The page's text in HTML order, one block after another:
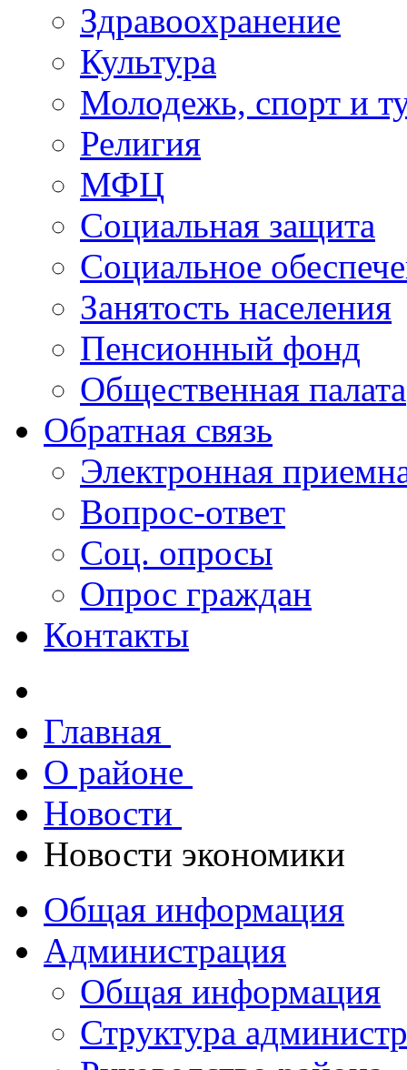
Здравоохранение
Культура
Молодежь, спорт и
Религия
МФЦ
Социальная защита
Социальное
Занятость населения
Пенсионный фонд
Общественная палата
Обратная связь
Электронная
Вопрос-ответ
Соц. опросы
Опрос граждан
Контакты
Главная
О районе
Новости
Новости экономики
Общая информация
Администрация
Общая информация
Структура